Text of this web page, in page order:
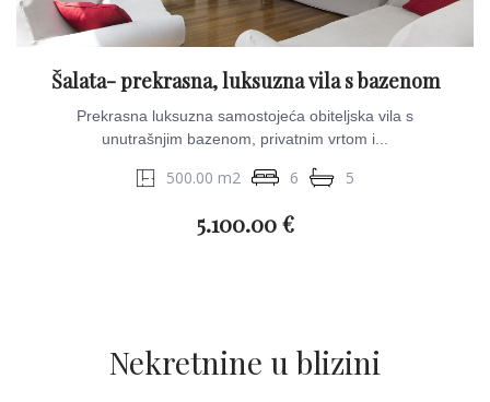
Šalata- prekrasna, luksuzna vila s bazenom
Prekrasna luksuzna samostojeća obiteljska vila s
unutrašnjim bazenom, privatnim vrtom i...
500.00 m2 6 5
5.100.00 €
Nekretnine u blizini